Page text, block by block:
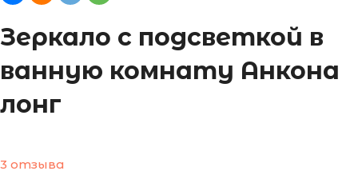
Зеркало с подсветкой в
ванную комнату Анкона
лонг
3 отзыва